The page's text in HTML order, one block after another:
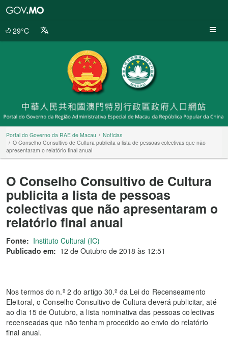
29°C
Portal do Governo da RAE de Macau
Notícias
O Conselho Consultivo de Cultura publicita a lista de pessoas colectivas que não
apresentaram o relatório final anual
O Conselho Consultivo de Cultura
publicita a lista de pessoas
colectivas que não apresentaram o
relatório final anual
Fonte: Instituto Cultural (IC)
Publicado em: 12 de Outubro de 2018 às 12:51
Nos termos do n.º 2 do artigo 30.º da Lei do Recenseamento
Eleitoral, o Conselho Consultivo de Cultura deverá publicitar, até
ao dia 15 de Outubro, a lista nominativa das pessoas colectivas
recenseadas que não tenham procedido ao envio do relatório
final anual.